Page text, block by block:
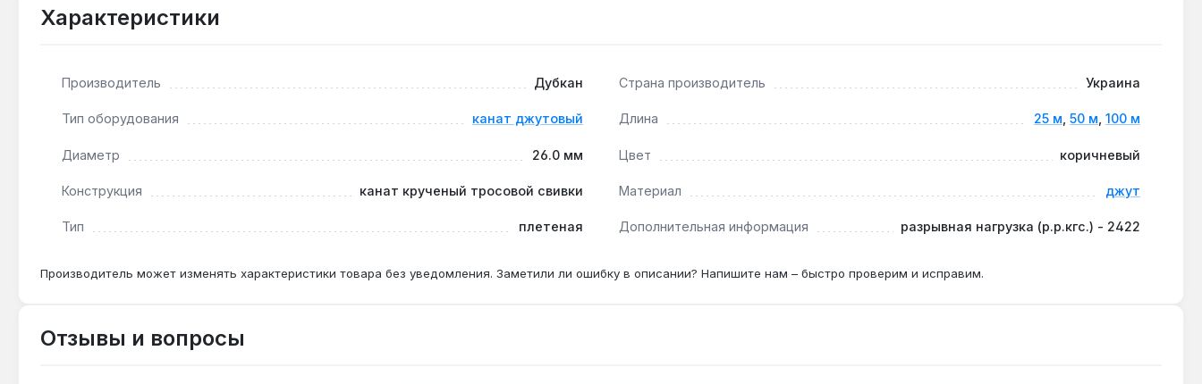
Канат применяется в ландшафтном дизайне для зонирования участка, в декоре помещений для отделки колонн и балок, а также в сельском хозяйстве для подвязки
растений и упаковки сена. Производство — Украина. Гарантия 1 год, доставка по Украине.
Подходит ли для обвязки мебели при весе до 500 кг?
Да — разрывная нагрузка 2422 кгс и кручёная конструкция тросовой свивки обеспечивают запас прочности более 4-кратного для статических нагрузок.
Для стандартной лестницы шириной 90 см с обмоткой перил потребуется около 25-30 м — в наличии длины 25 м, 50 м и 100 м.
Характеристики
Производитель Дубкан Страна производитель Украина
Тип оборудования канат джутовый Длина 25 м 50 м 100 м
Диаметр 26.0 мм Цвет коричневый
Конструкция канат крученый тросовой свивки Материал джут
Тип плетеная Дополнительная информация разрывная нагрузка (р.р.кгс.) - 2422
Производитель может изменять характеристики товара без уведомления. Заметили ли ошибку в описании? Напишите нам – быстро проверим и исправим.
Отзывы и вопросы